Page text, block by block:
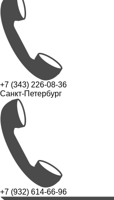
+7 (343) 226-08-36
Санкт-Петербург
+7 (932) 614-66-96